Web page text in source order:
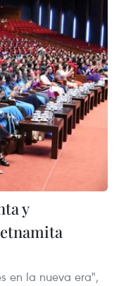
y
en la nueva era",